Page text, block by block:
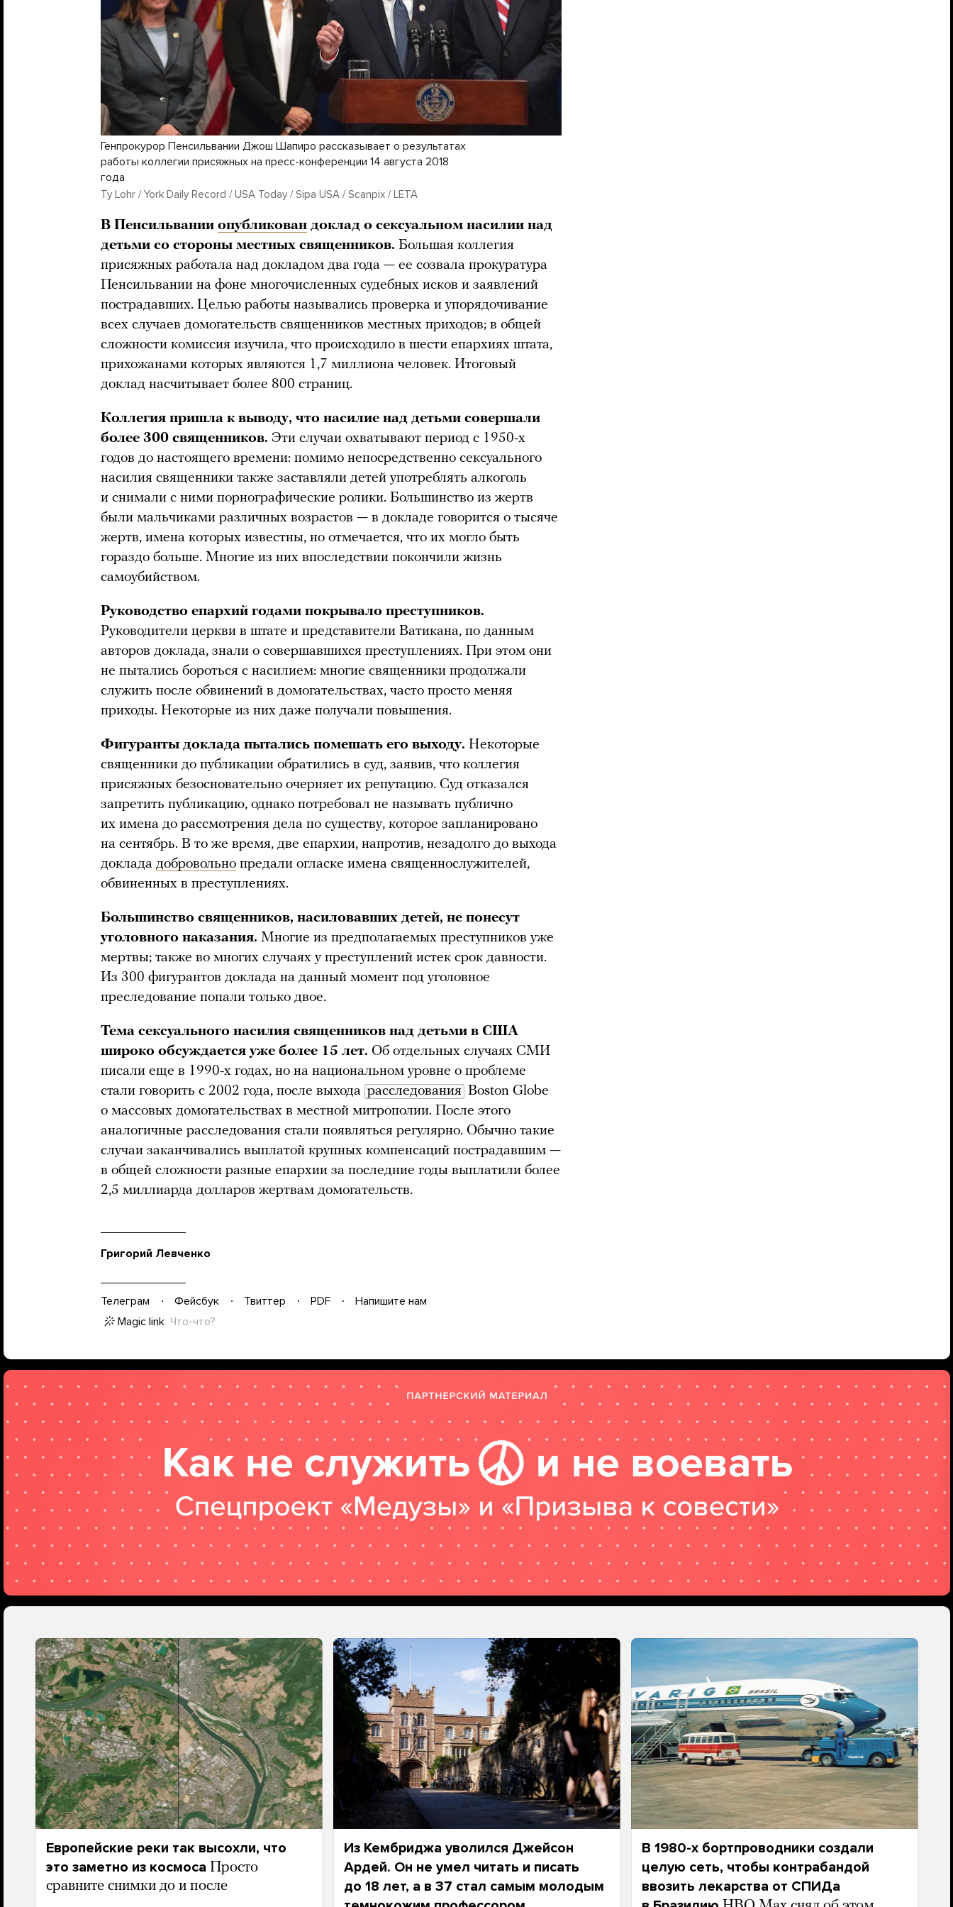
Генпрокурор Пенсильвании Джош Шапиро рассказывает о результатах
работы коллегии присяжных на пресс-конференции 14 августа 2018
года
Ty Lohr / York Daily Record / USA Today / Sipa USA / Scanpix / LETA
В Пенсильвании опубликован доклад о сексуальном насилии над
детьми со стороны местных священников. Большая коллегия
присяжных работала над докладом два года — ее созвала прокуратура
Пенсильвании на фоне многочисленных судебных исков и заявлений
пострадавших. Целью работы назывались проверка и упорядочивание
всех случаев домогательств священников местных приходов; в общей
сложности комиссия изучила, что происходило в шести епархиях штата,
прихожанами которых являются 1,7 миллиона человек. Итоговый
доклад насчитывает более 800 страниц.
Коллегия пришла к выводу, что насилие над детьми совершали
более 300 священников. Эти случаи охватывают период с 1950-х
годов до настоящего времени: помимо непосредственно сексуального
насилия священники также заставляли детей употреблять алкоголь
и снимали с ними порнографические ролики. Большинство из жертв
были мальчиками различных возрастов — в докладе говорится о тысяче
жертв, имена которых известны, но отмечается, что их могло быть
гораздо больше. Многие из них впоследствии покончили жизнь
самоубийством.
Руководство епархий годами покрывало преступников.
Руководители церкви в штате и представители Ватикана, по данным
авторов доклада, знали о совершавшихся преступлениях. При этом они
не пытались бороться с насилием: многие священники продолжали
служить после обвинений в домогательствах, часто просто меняя
приходы. Некоторые из них даже получали повышения.
Фигуранты доклада пытались помешать его выходу. Некоторые
священники до публикации обратились в суд, заявив, что коллегия
присяжных безосновательно очерняет их репутацию. Суд отказался
запретить публикацию, однако потребовал не называть публично
их имена до рассмотрения дела по существу, которое запланировано
на сентябрь. В то же время, две епархии, напротив, незадолго до выхода
доклада добровольно предали огласке имена священнослужителей,
обвиненных в преступлениях.
Большинство священников, насиловавших детей, не понесут
уголовного наказания. Многие из предполагаемых преступников уже
мертвы; также во многих случаях у преступлений истек срок давности.
Из 300 фигурантов доклада на данный момент под уголовное
преследование попали только двое.
Тема сексуального насилия священников над детьми в США
широко обсуждается уже более 15 лет. Об отдельных случаях СМИ
писали еще в 1990-х годах, но на национальном уровне о проблеме
стали говорить с 2002 года, после выхода расследования Boston Globe
о массовых домогательствах в местной митрополии. После этого
аналогичные расследования стали появляться регулярно. Обычно такие
случаи заканчивались выплатой крупных компенсаций пострадавшим —
в общей сложности разные епархии за последние годы выплатили более
2,5 миллиарда долларов жертвам домогательств.
Григорий Левченко
Телеграм Фейсбук Твиттер PDF
Напишите нам
Magic link Что-что?
Европейские реки так высохли, что
это заметно из космоса Просто
сравните снимки до и после
Из Кембриджа уволился Джейсон
Ардей. Он не умел читать и писать
до 18 лет, а в 37 стал самым молодым
В 1980-х бортпроводники создали
целую сеть, чтобы контрабандой
ввозить лекарства от СПИДа